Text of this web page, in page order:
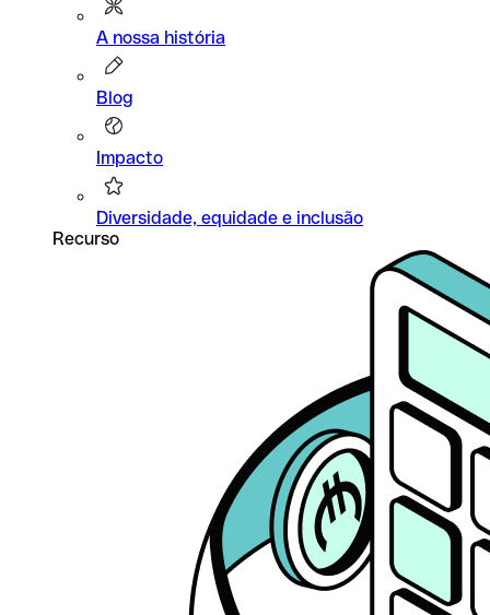
A nossa história
Blog
Impacto
Diversidade, equidade e inclusão
Recurso